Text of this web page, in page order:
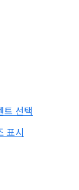
트 선택
표시